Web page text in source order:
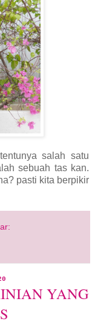
salah satu
sebuah tas kan.
pasti kita berpikir
YANG